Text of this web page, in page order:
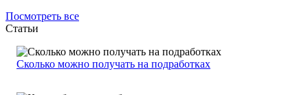
Посмотреть все
Статьи
Сколько можно получать на подработках